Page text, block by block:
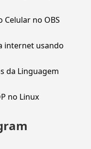
Celular no OBS
internet usando
da Linguagem
no Linux